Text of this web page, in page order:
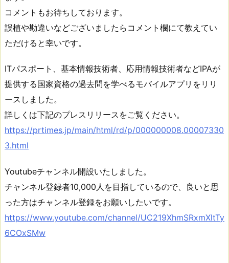
コメントもお待ちしております。
誤植や勘違いなどございましたらコメント欄にて教えてい
ただけると幸いです。
ITパスポート、基本情報技術者、応用情報技術者などIPAが
提供する国家資格の過去問を学べるモバイルアプリをリリ
ースしました。
詳しくは下記のプレスリリースをご覧ください。
https://prtimes.jp/main/html/rd/p/000000008.00007330
3.html
Youtubeチャンネル開設いたしました。
チャンネル登録者10,000人を目指しているので、良いと思
った方はチャンネル登録をお願いしたいです。
https://www.youtube.com/channel/UC219XhmSRxmXltTy
6COxSMw